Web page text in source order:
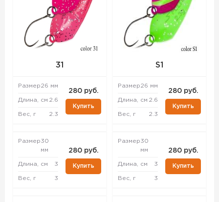
31
Размер26 мм
Длина, см 2.6
Вес, г 2.3
280 руб.
Купить
Размер30
мм
Длина, см 3
Вес, г 3
280 руб.
Купить
S1
Размер26 мм
Длина, см 2.6
Вес, г 2.3
280 руб.
Купить
Размер30
мм
Длина, см 3
Вес, г 3
280 руб.
Купить